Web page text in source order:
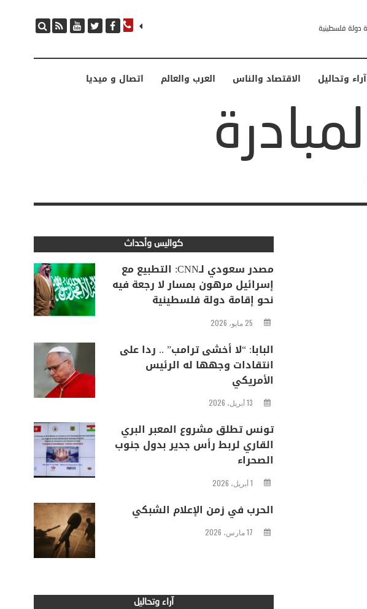
آراء وتحاليل الاقتصاد والناس العرب والعالم اتصال و ميديا
كواليس وأحداث
مصدر سعودي لـCNN: التطبيع مع
إسرائيل مرهون بمسار لا رجعة فيه
نحو إقامة دولة فلسطينية
25 مايو، 2026
البابا: “لا أخشى ترامب” .. ردا على
انتقادات وجهها له الرئيس
الأمريكي
13 أبريل، 2026
تونس تطلق مشروع المعبر البري
القاري لربط رأس جدير بدول جنوب
الصحراء
1 أبريل، 2026
الحرب في زمن الإعلام الشبكي
17 مارس، 2026
آراء وتحاليل